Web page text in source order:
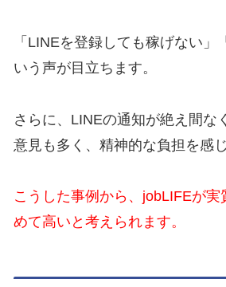
「LINEを登録しても稼げない
いう声が目立ちます。
さらに、LINEの通知が絶え間な
意見も多く、精神的な負担を感
こうした事例から、jobLIFEが
めて高いと考えられます。